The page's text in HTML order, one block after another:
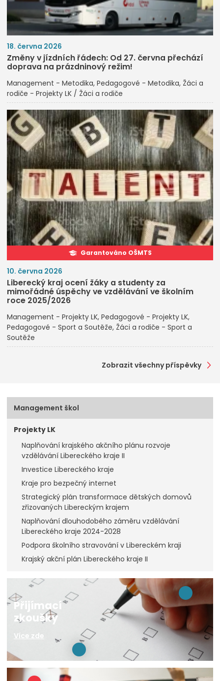
18. června 2026
Změny v jízdních řádech: Od 27. června přechází
doprava na prázdninový režim!
Management - Metodika Pedagogové - Metodika Žáci a
rodiče - Projekty LK / Žáci a rodiče
Garantováno OŠMTS
10. června 2026
Liberecký kraj ocení žáky a studenty za
mimořádné úspěchy ve vzdělávání ve školním
roce 2025/2026
Management - Projekty LK Pedagogové - Projekty LK
Pedagogové - Sport a Soutěže Žáci a rodiče - Sport a
Soutěže
Zobrazit všechny příspěvky
Management škol
Projekty LK
Naplňování krajského akčního plánu rozvoje
vzdělávání Libereckého kraje II
Investice Libereckého kraje
Kraje pro bezpečný internet
Strategický plán transformace dětských domovů
zřizovaných Libereckým krajem
Naplňování dlouhodobého záměru vzdělávání
Libereckého kraje 2024-2028
Podpora školního stravování v Libereckém kraji
Krajský akční plán Libereckého kraje II
Přijímací
zkoušky
Více zde